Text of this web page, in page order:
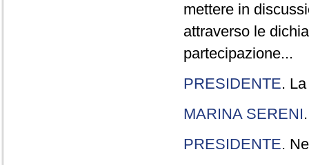
mettere in
attraverso le
partecipazione...
PRESIDENTE.
MARINA SERENI
PRESIDENTE.